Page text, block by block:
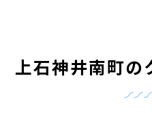
ニ
上石神井南町の